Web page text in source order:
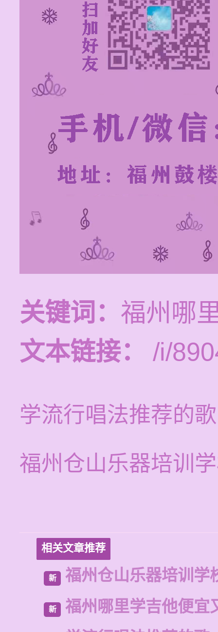
关键词： 福州哪
文本链接：
/i/
学流行唱法推荐的歌
福州仓山乐器培训
相关文章推荐
新 福州仓山乐器培训学
新
福州哪里学吉他便宜